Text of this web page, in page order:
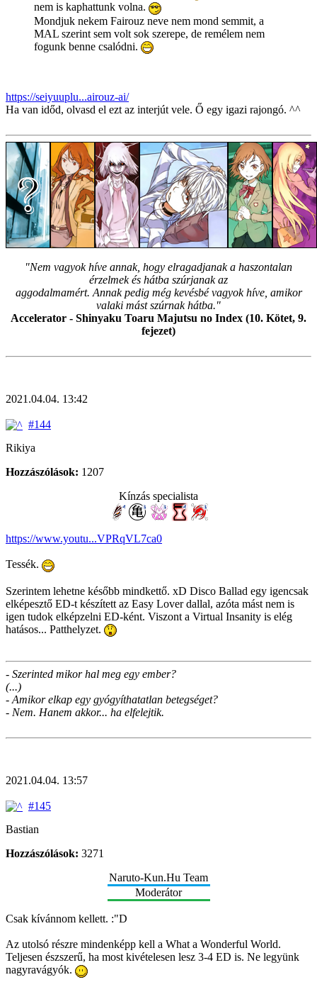
nem is kaphattunk volna.
Mondjuk nekem Fairouz neve nem mond semmit, a
MAL szerint sem volt sok szerepe, de remélem nem
fogunk benne csalódni.
https://seiyuuplu...airouz-ai/
Ha van időd, olvasd el ezt az interjút vele. Ő egy igazi rajongó. ^^
"Nem vagyok híve annak, hogy elragadjanak a haszontalan
érzelmek és hátba szúrjanak az
aggodalmamért. Annak pedig még kevésbé vagyok híve, amikor
valaki mást szúrnak hátba."
Accelerator - Shinyaku Toaru Majutsu no Index (10. Kötet, 9.
fejezet)
2021.04.04. 13:42
#144
Rikiya
Hozzászólások: 1207
Kínzás specialista
https://www.youtu...VPRqVL7ca0
Tessék.
Szerintem lehetne később mindkettő. xD Disco Ballad egy igencsak
elképesztő ED-t készített az Easy Lover dallal, azóta mást nem is
igen tudok elképzelni ED-ként. Viszont a Virtual Insanity is elég
hatásos... Patthelyzet.
- Szerinted mikor hal meg egy ember?
(...)
- Amikor elkap egy gyógyíthatatlan betegséget?
- Nem. Hanem akkor... ha elfelejtik.
2021.04.04. 13:57
#145
Bastian
Hozzászólások: 3271
Naruto-Kun.Hu Team
Moderátor
Csak kívánnom kellett. :"D
Az utolsó részre mindenképp kell a What a Wonderful World.
Teljesen észszerű, ha most kivételesen lesz 3-4 ED is. Ne legyünk
nagyravágyók.